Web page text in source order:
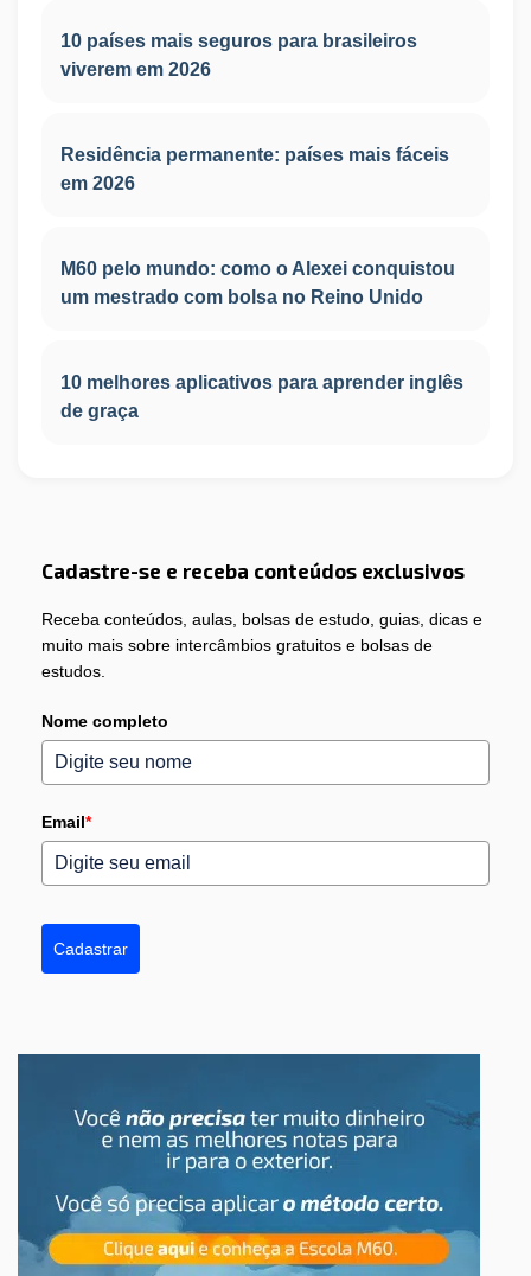
10 países mais seguros para brasileiros
viverem em 2026
Residência permanente: países mais fáceis
em 2026
M60 pelo mundo: como o Alexei conquistou
um mestrado com bolsa no Reino Unido
10 melhores aplicativos para aprender inglês
de graça
Cadastre-se e receba conteúdos exclusivos
Receba conteúdos, aulas, bolsas de estudo, guias, dicas e
muito mais sobre intercâmbios gratuitos e bolsas de
estudos.
Nome completo
Email*
Cadastrar